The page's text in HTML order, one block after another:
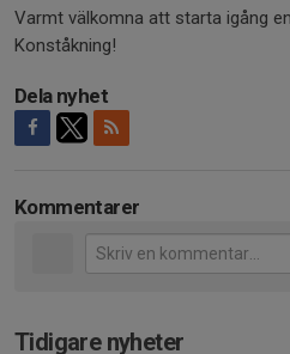
Varmt välkomna att starta igång
Konståkning!
Dela nyhet
Kommentarer
Tidigare nyheter